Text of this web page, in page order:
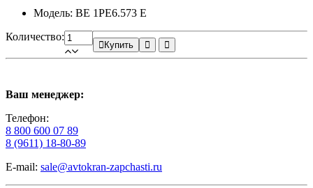
Модель: ВЕ 1РЕ6.573 Е
Количество:
Купить
Ваш менеджер:
Телефон:
8 800 600 07 89
8 (9611) 18-80-89
E-mail: sale@avtokran-zapchasti.ru